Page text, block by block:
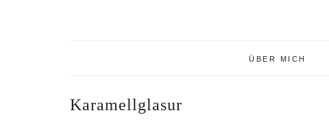
ÜBER MICH
Karamellglasur